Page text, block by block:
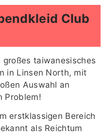
Club
großes taiwanesisches
in Linsen North, mit
Auswahl an
Problem!
erstklassigen Bereich
als Reichtum